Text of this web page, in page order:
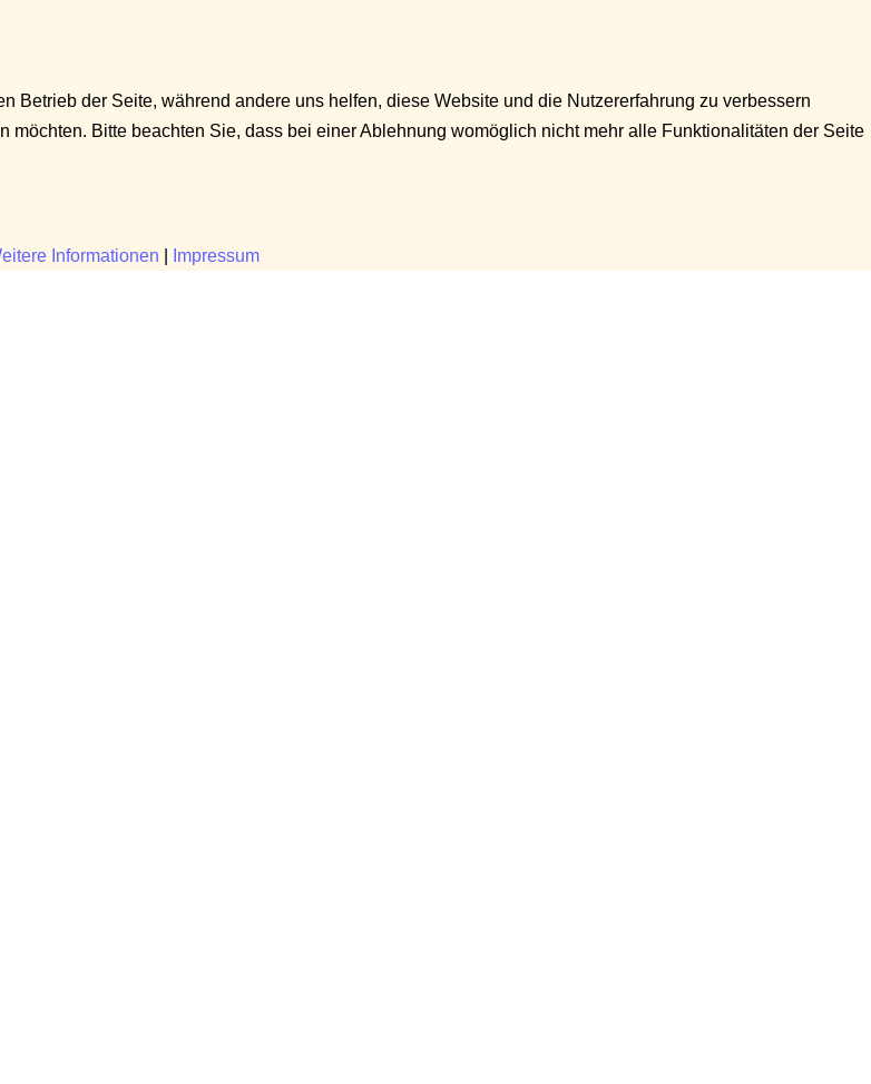
der Seite, während andere uns helfen, diese Website und die Nutzererfahrung zu verbessern
Bitte beachten Sie, dass bei einer Ablehnung womöglich nicht mehr alle Funktionalitäten der Seite
Informationen Impressum